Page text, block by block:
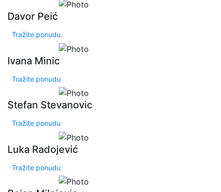
Davor Peić
Tražite ponudu
Ivana Minic
Tražite ponudu
Stefan Stevanovic
Tražite ponudu
Luka Radojević
Tražite ponudu